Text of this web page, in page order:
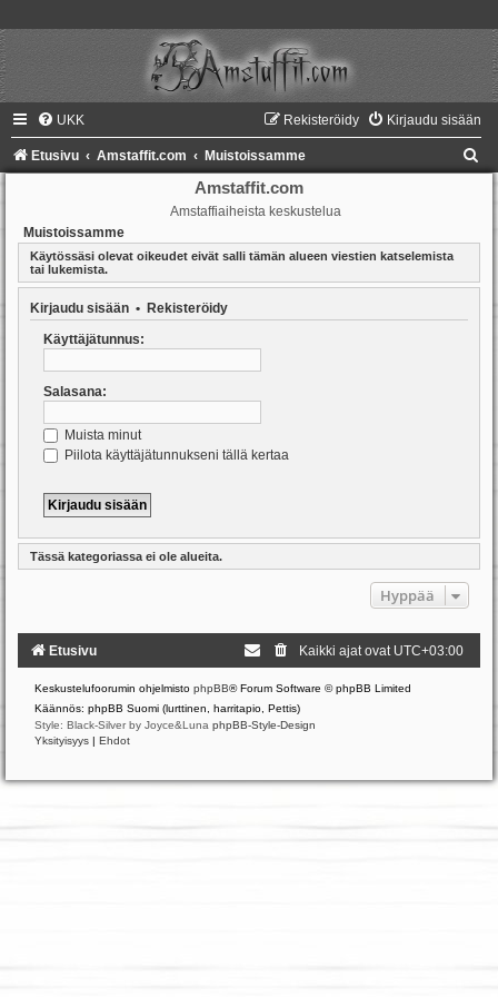
UKK Kirjaudu sisään
Rekisteröidy
Etusivu Amstaffit.com Muistoissamme
Amstaffit.com
Amstaffiaiheista keskustelua
Muistoissamme
Käytössäsi olevat oikeudet eivät salli tämän alueen viestien katselemista
tai lukemista.
Kirjaudu sisään • Rekisteröidy
Käyttäjätunnus:
Salasana:
Muista minut
Piilota käyttäjätunnukseni tällä kertaa
Tässä kategoriassa ei ole alueita.
Hyppää
Etusivu Kaikki ajat ovat UTC+03:00
Keskustelufoorumin ohjelmisto phpBB® Forum Software © phpBB Limited
Käännös: phpBB Suomi (lurttinen, harritapio, Pettis)
Style: Black-Silver by Joyce&Luna phpBB-Style-Design
Yksityisyys | Ehdot